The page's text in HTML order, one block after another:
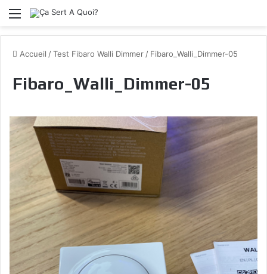
Menu
Accueil /Test Fibaro Walli Dimmer / Fibaro_Walli_Dimmer-05
Fibaro_Walli_Dimmer-05